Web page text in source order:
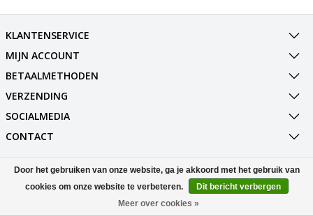
KLANTENSERVICE
MIJN ACCOUNT
BETAALMETHODEN
VERZENDING
SOCIALMEDIA
CONTACT
© Copyright 2026 Best Deals Online BV Powered byLightspeed
All rights reserved byInStijl Media
Door het gebruiken van onze website, ga je akkoord met het gebruik van
cookies om onze website te verbeteren.
Dit bericht verbergen
Meer over cookies »